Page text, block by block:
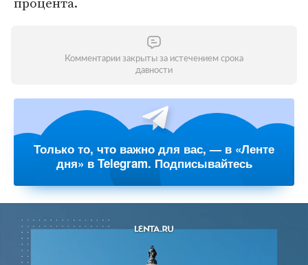
Комментарии закрыты за истечением срока
давности
Только то, что важно для вас, — в «Ленте
дня» в Telegram. Подписывайтесь